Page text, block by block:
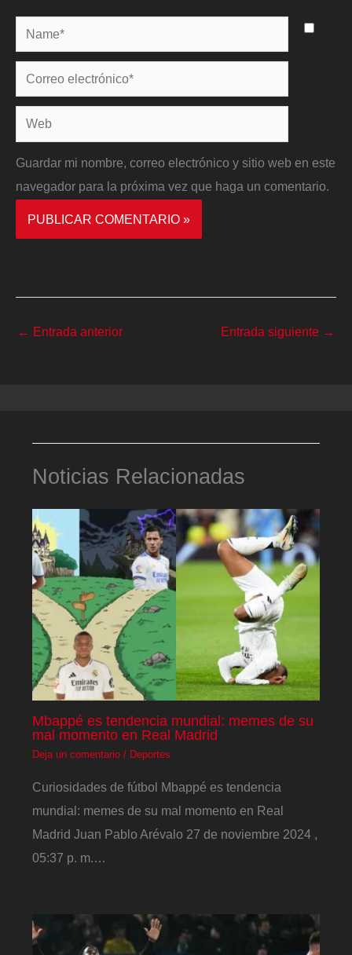
Name*
Correo
electrónico*
Web
Guardar mi nombre, correo electrónico y sitio web en este
navegador para la próxima vez que haga un comentario.
← Entrada anterior Entrada siguiente →
Noticias Relacionadas
Mbappé es tendencia mundial: memes de su
mal momento en Real Madrid
Deja un comentario / Deportes
Curiosidades de fútbol Mbappé es tendencia
mundial: memes de su mal momento en Real
Madrid Juan Pablo Arévalo 27 de noviembre 2024 ,
05:37 p. m.…